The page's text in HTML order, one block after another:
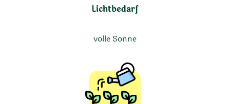
Lichtbedarf
volle Sonne